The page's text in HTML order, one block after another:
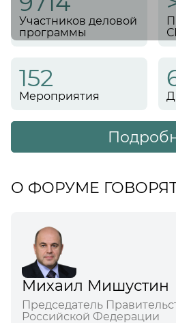
Участников деловой
программы
152
Мероприятия
О ФОРУМЕ
Михаил Мишустин
Председатель
Российской Федерации